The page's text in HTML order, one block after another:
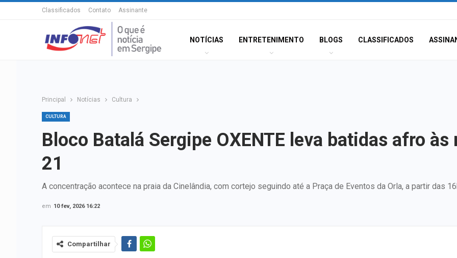
Classificados Contato Assinante
NOTÍCIAS ENTRETENIMENTO BLOGS CLASSIFICADOS
Principal Notícias Cultura
CULTURA
Bloco Batalá Sergipe OXENTE leva batidas afro
21
A concentração acontece na praia da Cinelândia, com cortejo seguindo até a Praça de Eventos da Orla, a partir das
em 10 fev, 2026 16:22
Compartilhar